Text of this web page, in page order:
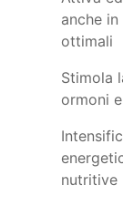
anche
ottimali
Stimola
ormoni
nutritive